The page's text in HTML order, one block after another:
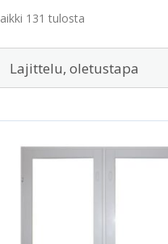
131 tulosta